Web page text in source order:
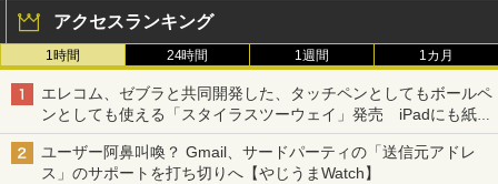
アクセスランキング
1時間 24時間 1週間 1カ月
エレコム、ゼブラと共同開発した、タッチペンとしてもボールペ
ンとしても使える「スタイラスツーウェイ」発売 iPadにも紙に
も、持ち替えずに書き込める
ユーザー阿鼻叫喚？ Gmail、サードパーティの「送信元アドレ
ス」のサポートを打ち切りへ【やじうまWatch】